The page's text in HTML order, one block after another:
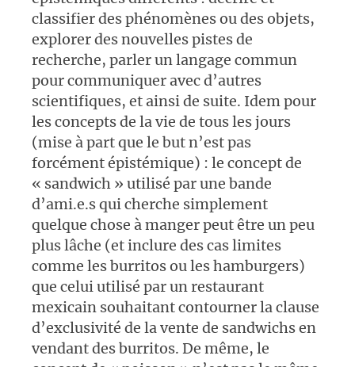
classifier des phénomènes ou des objets,
explorer des nouvelles pistes de
recherche, parler un langage commun
pour communiquer avec d’autres
scientifiques, et ainsi de suite. Idem pour
les concepts de la vie de tous les jours
(mise à part que le but n’est pas
forcément épistémique) : le concept de
« sandwich » utilisé par une bande
d’ami.e.s qui cherche simplement
quelque chose à manger peut être un peu
plus lâche (et inclure des cas limites
comme les burritos ou les hamburgers)
que celui utilisé par un restaurant
mexicain souhaitant contourner la clause
d’exclusivité de la vente de sandwichs en
vendant des burritos. De même, le